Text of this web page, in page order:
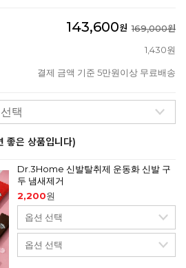
143,600원 169,000원
1,430원
결제 금액 기준 5만원이상 무료배송
좋은 상품입니다)
Dr.3Home 신발탈취제 운동화 신발 구
두 냄새제거
2,200원